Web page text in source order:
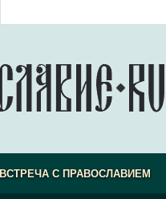
ВСТРЕЧА С ПРАВОСЛАВИЕМ